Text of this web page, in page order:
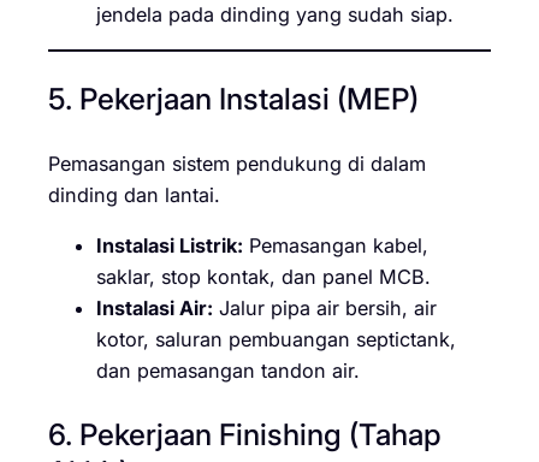
jendela pada dinding yang sudah siap.
5. Pekerjaan Instalasi (MEP)
Pemasangan sistem pendukung di dalam
dinding dan lantai.
Instalasi Listrik: Pemasangan kabel,
saklar, stop kontak, dan panel MCB.
Instalasi Air: Jalur pipa air bersih, air
kotor, saluran pembuangan septictank,
dan pemasangan tandon air.
6. Pekerjaan Finishing (Tahap